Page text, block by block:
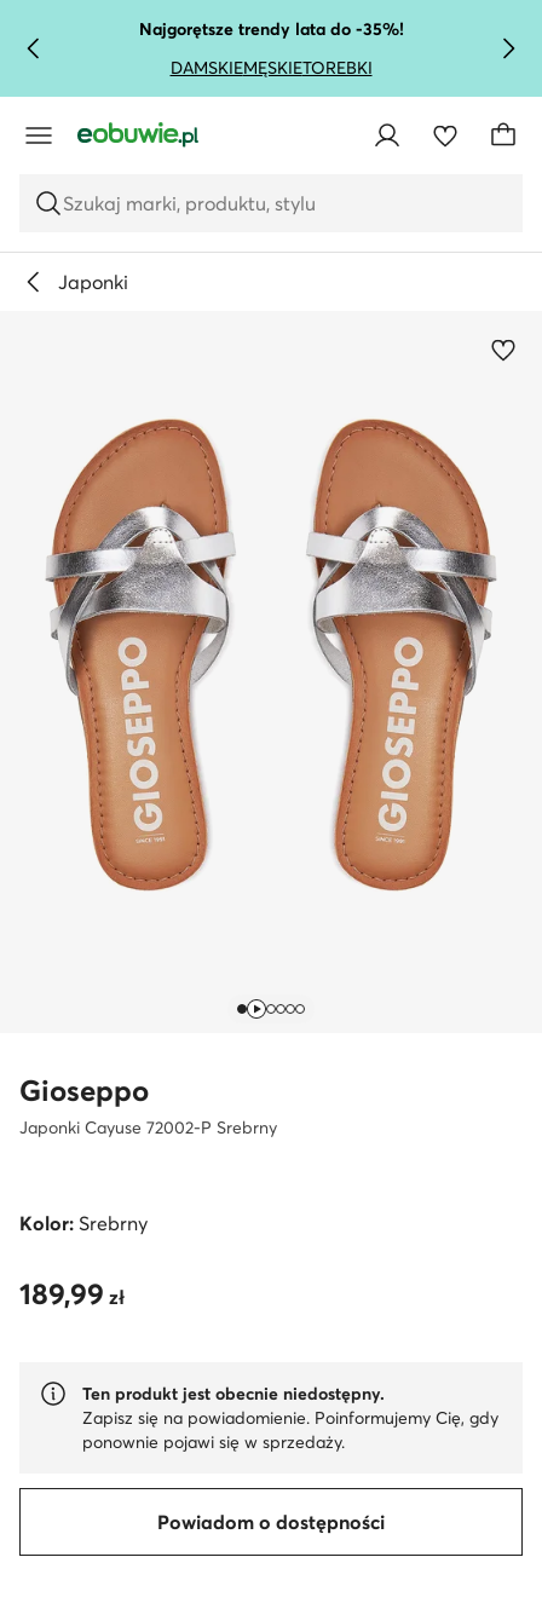
PRZEJDŹ DO GŁÓWNEJ ZAWARTOŚCI
PRZEJDŹ DO WYSZUKIWANIA
Najgorętsze trendy lata do -35%!
DAMSKIEMĘSKIETOREBKI
Szukaj marki, produktu, stylu
Japonki
Gioseppo
Japonki Cayuse 72002-P Srebrny
Kolor: Srebrny
189,99 zł
189,99 zł
Ten produkt jest obecnie niedostępny.
Zapisz się na powiadomienie. Poinformujemy Cię, gdy
ponownie pojawi się w sprzedaży.
Powiadom o dostępności